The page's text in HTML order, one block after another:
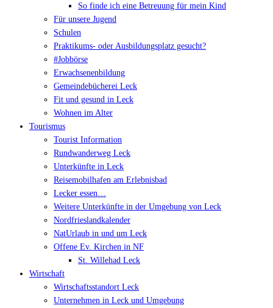
So finde ich eine Betreuung für mein Kind
Für unsere Jugend
Schulen
Praktikums- oder Ausbildungsplatz gesucht?
#Jobbörse
Erwachsenenbildung
Gemeindebücherei Leck
Fit und gesund in Leck
Wohnen im Alter
Tourismus
Tourist Information
Rundwanderweg Leck
Unterkünfte in Leck
Reisemobilhafen am Erlebnisbad
Lecker essen…
Weitere Unterkünfte in der Umgebung von Leck
Nordfrieslandkalender
NatUrlaub in und um Leck
Offene Ev. Kirchen in NF
St. Willehad Leck
Wirtschaft
Wirtschaftsstandort Leck
Unternehmen in Leck und Umgebung